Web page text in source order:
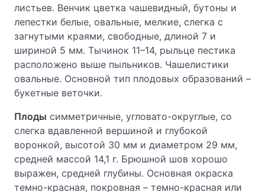
листьев. Венчик цветка чашевидный, бутоны и
лепестки белые, овальные, мелкие, слегка с
загнутыми краями, свободные, длиной 7 и
шириной 5 мм. Тычинок 11–14, рыльце пестика
расположено выше пыльников. Чашелистики
овальные. Основной тип плодовых образований –
букетные веточки.
Плоды симметричные, угловато-округлые, со
слегка вдавленной вершиной и глубокой
воронкой, высотой 30 мм и диаметром 29 мм,
средней массой 14,1 г. Брюшной шов хорошо
выражен, средней глубины. Основная окраска
темно-красная, покровная – темно-красная или